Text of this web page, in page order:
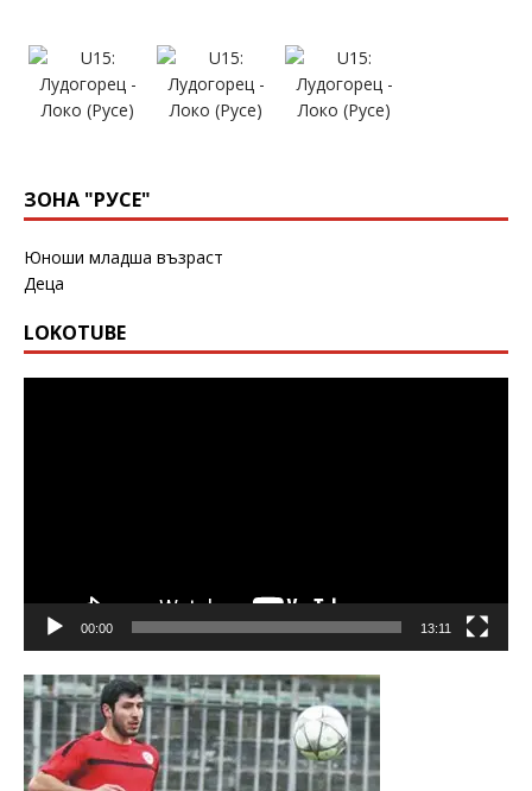
ЗОНА "РУСЕ"
Юноши младша възраст
Деца
LOKOTUBE
00:00 13:11